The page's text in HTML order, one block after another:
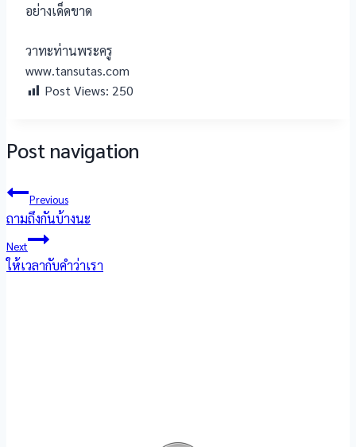
อย่างเด็ดขาด
วาทะท่านพระครู
www.tansutas.com
Post Views: 250
Post navigation
Previous
ถามถึงกันบ้างนะ
Next
ให้เวลากับคำว่าเรา